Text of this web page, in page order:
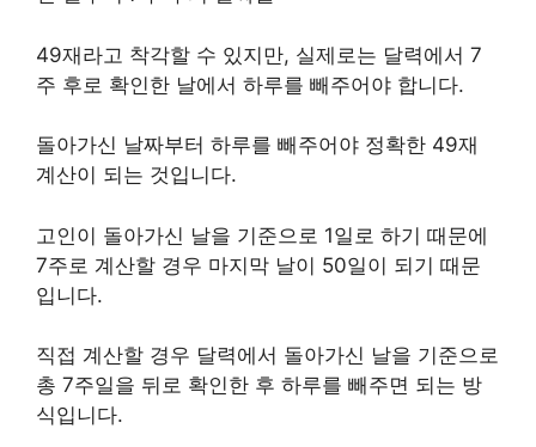
49재라고 착각할 수 있지만, 실제로는 달력에서 7
주 후로 확인한 날에서 하루를 빼주어야 합니다.
돌아가신 날짜부터 하루를 빼주어야 정확한 49재
계산이 되는 것입니다.
고인이 돌아가신 날을 기준으로 1일로 하기 때문에
7주로 계산할 경우 마지막 날이 50일이 되기 때문
입니다.
직접 계산할 경우 달력에서 돌아가신 날을 기준으로
총 7주일을 뒤로 확인한 후 하루를 빼주면 되는 방
식입니다.